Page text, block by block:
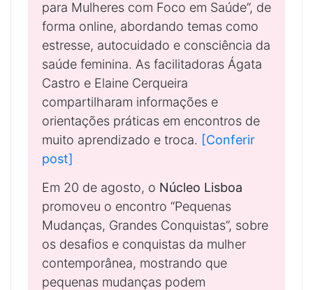
para Mulheres com Foco em Saúde”, de
forma online, abordando temas como
estresse, autocuidado e consciência da
saúde feminina. As facilitadoras Ágata
Castro e Elaine Cerqueira
compartilharam informações e
orientações práticas em encontros de
muito aprendizado e troca. [Conferir
post]
Em 20 de agosto, o Núcleo Lisboa
promoveu o encontro “Pequenas
Mudanças, Grandes Conquistas”, sobre
os desafios e conquistas da mulher
contemporânea, mostrando que
pequenas mudanças podem